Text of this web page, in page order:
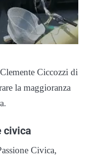
Ciccozzi di
la maggioranza
civica
Civica,